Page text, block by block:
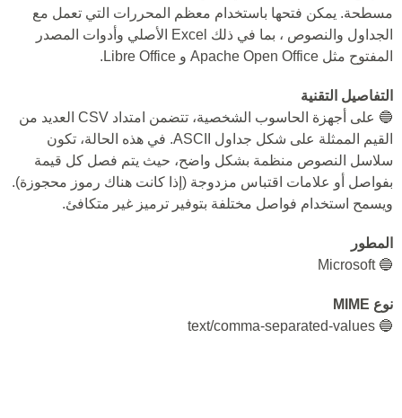
مسطحة. يمكن فتحها باستخدام معظم المحررات التي تعمل مع
الجداول والنصوص ، بما في ذلك Excel الأصلي وأدوات المصدر
المفتوح مثل Apache Open Office و Libre Office.
التفاصيل التقنية
🔵 على أجهزة الحاسوب الشخصية، تتضمن امتداد CSV العديد من
القيم الممثلة على شكل جداول ASCII. في هذه الحالة، تكون
سلاسل النصوص منظمة بشكل واضح، حيث يتم فصل كل قيمة
بفواصل أو علامات اقتباس مزدوجة (إذا كانت هناك رموز محجوزة).
ويسمح استخدام فواصل مختلفة بتوفير ترميز غير متكافئ.
المطور
🔵 Microsoft
نوع MIME
🔵 text/comma-separated-values